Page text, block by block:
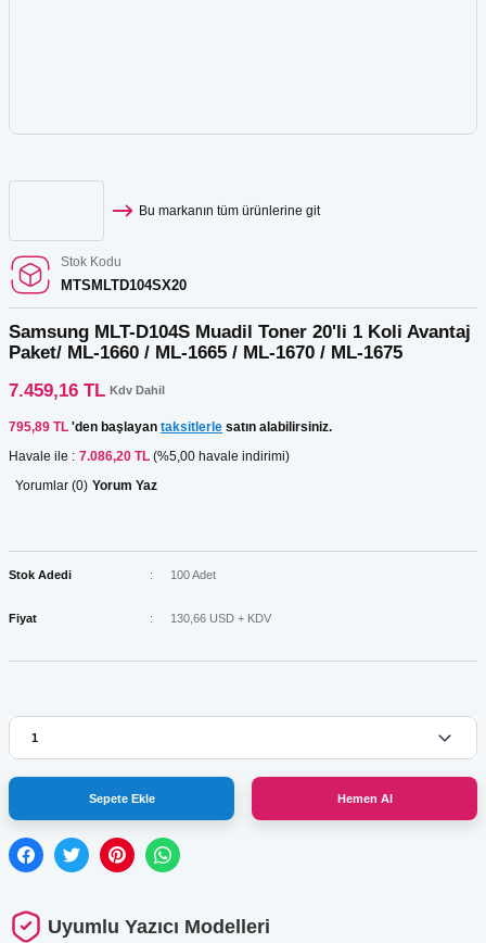
Bu markanın tüm ürünlerine git
Stok Kodu
MTSMLTD104SX20
Samsung MLT-D104S Muadil Toner 20'li 1 Koli Avantaj
Paket/ ML-1660 / ML-1665 / ML-1670 / ML-1675
7.459,16 TL Kdv Dahil
795,89 TL 'den başlayan taksitlerle satın alabilirsiniz.
Havale ile : 7.086,20 TL (%5,00 havale indirimi)
Yorumlar (0) Yorum Yaz
Stok Adedi 100 Adet
Fiyat 130,66 USD + KDV
Sepete Ekle Hemen Al
Uyumlu Yazıcı Modelleri